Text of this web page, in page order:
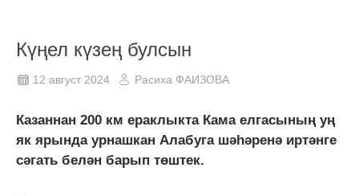
Күңел күзең булсын
12 август 2024 Расиха ФАИЗОВА
Казаннан 200 км ераклыкта Кама елгасының уң
як ярында урнашкан Алабуга шәһәренә иртәнге
сәгать белән барып төштек.